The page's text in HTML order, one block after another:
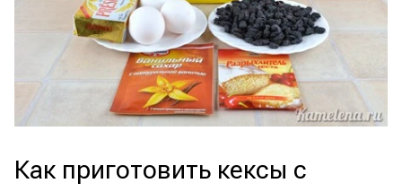
Как приготовить кексы с